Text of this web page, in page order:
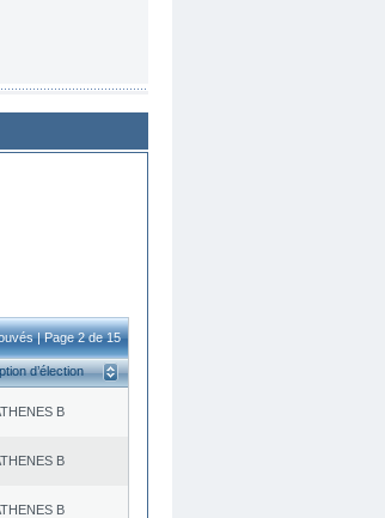
| Page 2 de 15
d’élection
Β
Β
Β